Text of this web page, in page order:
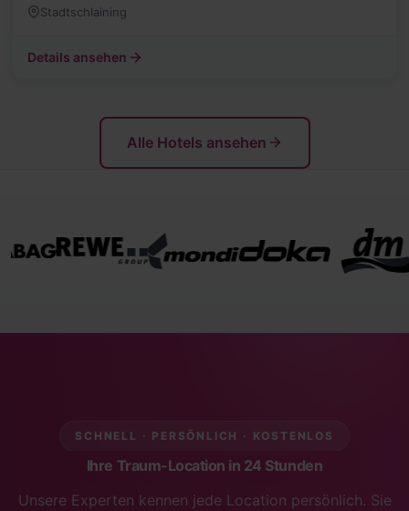
Stadtschlaining
Details ansehen
Alle Hotels ansehen
SCHNELL · PERSÖNLICH · KOSTENLOS
Ihre Traum-Location in 24 Stunden
Unsere Experten kennen jede Location persönlich. Sie